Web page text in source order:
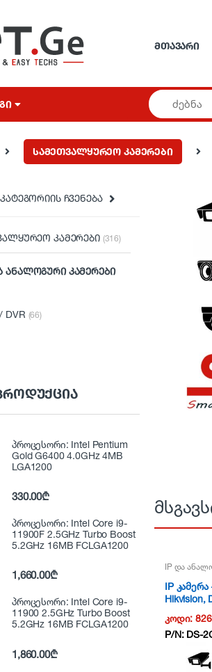
ᲛᲗᲐᲕᲐᲠᲘ
სამეთვალყურეო კამერები
IP და
IP კამერა
Hikvision,
კოდი:
P/N: DS-
ჩვენება
კამერები (316)
ანალოგური კამერები
DVR (66)
პროცესორი: Intel Pentium
Gold G6400 4.0GHz 4MB
LGA1200
330.00₾
პროცესორი: Intel Core i9-
11900F 2.5GHz Turbo Boost
5.2GHz 16MB FCLGA1200
1,660.00₾
პროცესორი: Intel Core i9-
11900 2.5GHz Turbo Boost
5.2GHz 16MB FCLGA1200
1,860.00₾